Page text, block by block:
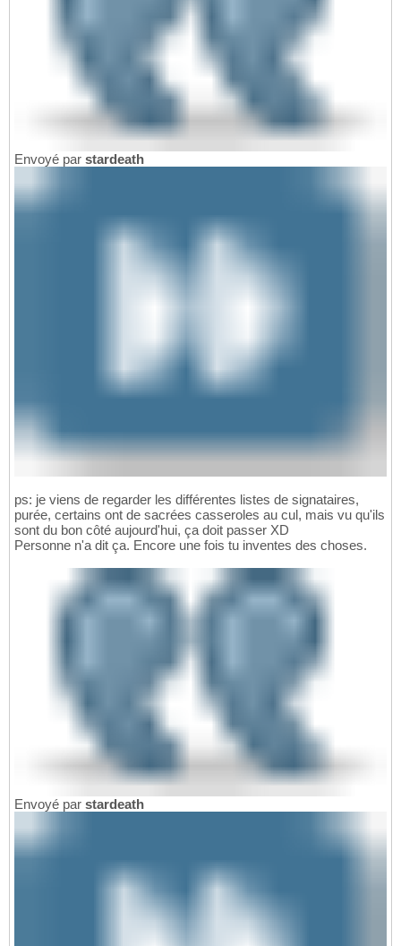
Envoyé par stardeath
ps: je viens de regarder les différentes listes de signataires,
purée, certains ont de sacrées casseroles au cul, mais vu qu'ils
sont du bon côté aujourd'hui, ça doit passer XD
Personne n'a dit ça. Encore une fois tu inventes des choses.
Envoyé par stardeath